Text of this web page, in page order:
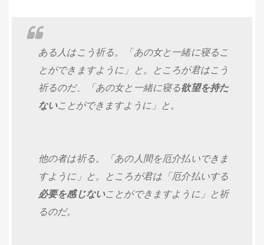
ある人はこう祈る。「あの女と一緒に寝るこ
とができますように」と。ところが君はこう
祈るのだ、「あの女と一緒に寝る欲望を持た
ないことができますように」と。
他の者は祈る。「あの人間を厄介払いできま
すように」と。ところが君は「厄介払いする
必要を感じないことができますように」と祈
るのだ。